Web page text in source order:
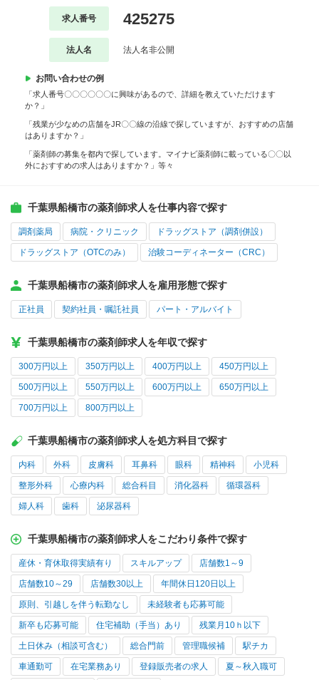
求人番号 425275
法人名 法人名非公開
お問い合わせの例
「求人番号〇〇〇〇〇〇に興味があるので、詳細を教えていただけます
か？」
「残業が少なめの店舗をJR〇〇線の沿線で探していますが、おすすめの店舗
はありますか？」
「薬剤師の募集を都内で探しています。マイナビ薬剤師に載っている〇〇以
外におすすめの求人はありますか？」等々
千葉県船橋市の薬剤師求人を仕事内容で探す
調剤薬局 病院・クリニック ドラッグストア（調剤併設）
ドラッグストア（OTCのみ） 治験コーディネーター（CRC）
千葉県船橋市の薬剤師求人を雇用形態で探す
正社員 契約社員・嘱託社員 パート・アルバイト
千葉県船橋市の薬剤師求人を年収で探す
300万円以上 350万円以上 400万円以上 450万円以上
500万円以上 550万円以上 600万円以上 650万円以上
700万円以上 800万円以上
千葉県船橋市の薬剤師求人を処方科目で探す
内科 外科 皮膚科 耳鼻科 眼科 精神科 小児科
整形外科 心療内科 総合科目 消化器科 循環器科
婦人科 歯科 泌尿器科
千葉県船橋市の薬剤師求人をこだわり条件で探す
産休・育休取得実績有り スキルアップ 店舗数1～9
店舗数10～29 店舗数30以上 年間休日120日以上
原則、引越しを伴う転勤なし 未経験者も応募可能
新卒も応募可能 住宅補助（手当）あり 残業月10ｈ以下
土日休み（相談可含む） 総合門前 管理職候補 駅チカ
車通勤可 在宅業務あり 登録販売者の求人 夏～秋入職可